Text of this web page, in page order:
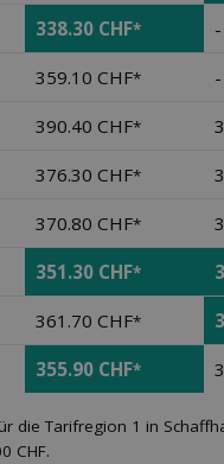
338.30 CHF* -
359.10 CHF* -
390.40 CHF*
376.30 CHF*
370.80 CHF*
351.30 CHF*
361.70 CHF*
355.90 CHF*
die Tarifregion 1 in
CHF.